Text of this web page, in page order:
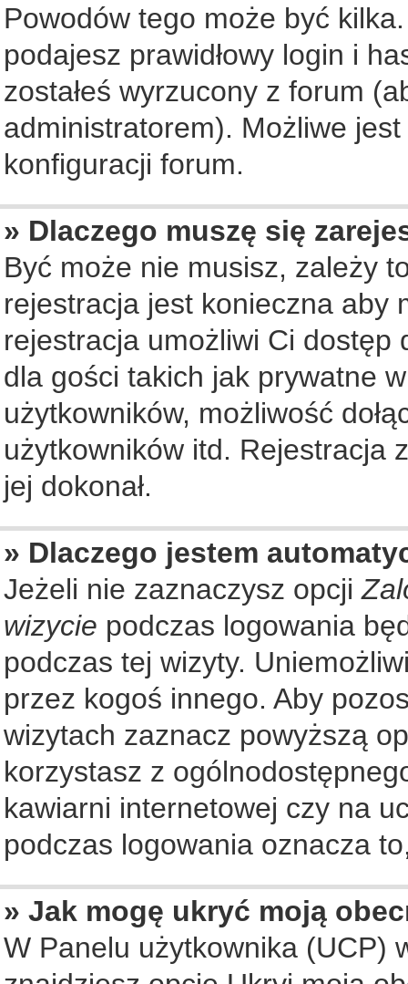
Powodów tego może być
podajesz prawidłowy login i
zostałeś wyrzucony z forum
administratorem). Możliwe
konfiguracji forum.
» Dlaczego muszę się
Być może nie musisz, zależy
rejestracja jest konieczna aby
rejestracja umożliwi Ci
dla gości takich jak prywatne
użytkowników, możliwość
użytkowników itd. Rejestracja
jej dokonał.
» Dlaczego jestem
Jeżeli nie zaznaczysz opcji
wizycie podczas logowania
podczas tej wizyty.
przez kogoś innego. Aby
wizytach zaznacz powyższą
korzystasz z
kawiarni internetowej czy na
podczas logowania oznacza
» Jak mogę ukryć moją
W Panelu użytkownika (UCP)